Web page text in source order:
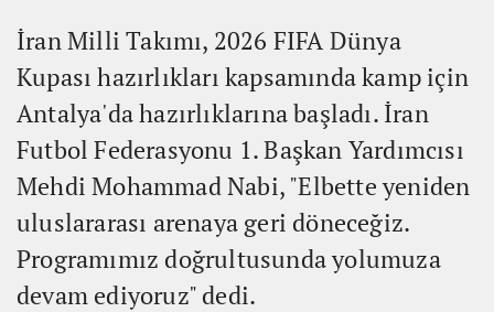
İran Milli Takımı, 2026 FIFA Dünya
Kupası hazırlıkları kapsamında kamp için
Antalya'da hazırlıklarına başladı. İran
Futbol Federasyonu 1. Başkan Yardımcısı
Mehdi Mohammad Nabi, "Elbette yeniden
uluslararası arenaya geri döneceğiz.
Programımız doğrultusunda yolumuza
devam ediyoruz" dedi.